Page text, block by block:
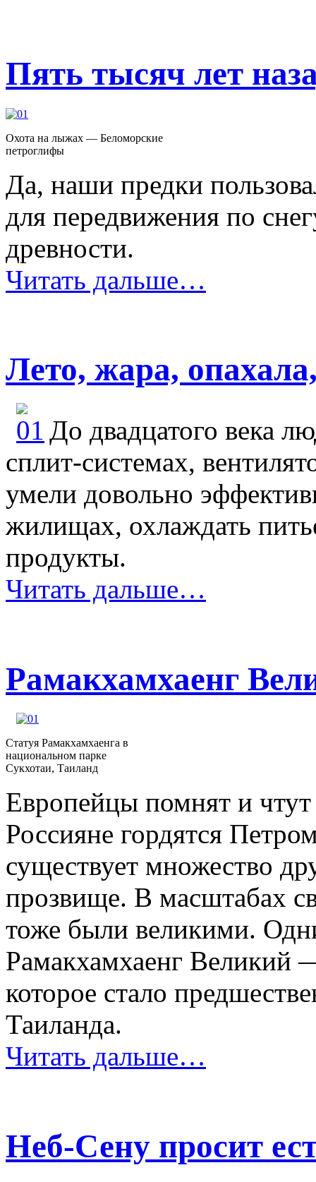
Пять тысяч лет
Охота на лыжах — Беломорские
петроглифы
Да, наши предки
для передвижения по
древности.
Читать дальше…
Лето, жара,
До двадцатого века
сплит-системах,
умели довольно
жилищах, охлаждать
продукты.
Читать дальше…
Рамакхамхаенг
Статуя Рамакхамхаенга в
национальном парке
Сукхотаи, Таиланд
Европейцы помнят и
Россияне гордятся
существует множество
прозвище. В масштабах
тоже были великими.
Рамакхамхаенг Великий
которое стало
Таиланда.
Читать дальше…
Неб-Сену просит